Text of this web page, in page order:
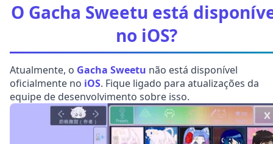
O Gacha Sweetu está
no iOS?
Atualmente, o Gacha Sweetu não está disponível
oficialmente no iOS. Fique ligado para atualizações da
equipe de desenvolvimento sobre isso.